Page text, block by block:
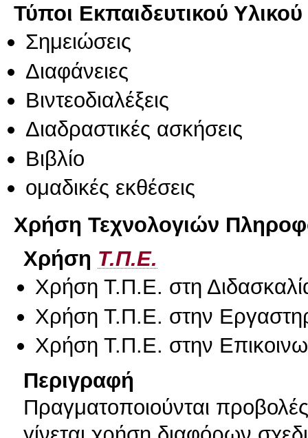
Τύποι Εκπαιδευτικού Υλικού
Σημειώσεις
Διαφάνειες
Βιντεοδιαλέξεις
Διαδραστικές ασκήσεις
Βιβλίο
ομαδικές εκθέσεις
Χρήση Τεχνολογιών
Χρήση Τ.Π.Ε.
Χρήση Τ.Π.Ε. στη
Χρήση Τ.Π.Ε. στην
Χρήση Τ.Π.Ε. στην
Περιγραφή
Πραγματοποιούνται